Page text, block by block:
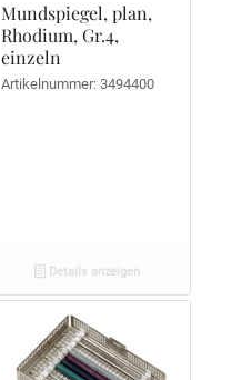
Mundspiegel, plan,
Rhodium, Gr.4,
einzeln
Artikelnummer: 3494400
Details anzeigen